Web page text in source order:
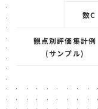
数C
観点別評価集計例
(サンプル)